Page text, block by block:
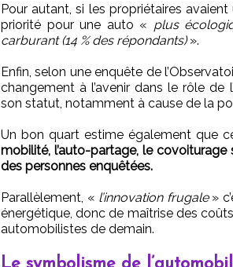
Pour autant, si les propriétaires
priorité pour une auto « plus
carburant (14 % des répondants)».
Enfin, selon une enquête de
changement à l’avenir dans le rôle de
son statut, notamment à cause de la
Un bon quart estime également que
mobilité, l’auto-partage, le
des personnes enquêtées.
Parallèlement, « l’innovation frugale»
énergétique, donc de maîtrise des
automobilistes de demain.